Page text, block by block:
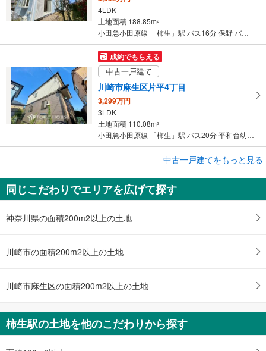
4LDK
土地面積 188.85m2
小田急小田原線 「柿生」駅 バス16分 保野 バス停下車 徒歩9分
成約でもらえる
中古一戸建て
川崎市麻生区片平4丁目
3,299万円
3LDK
土地面積 110.08m2
小田急小田原線 「柿生」駅 バス20分 平和台幼稚園前 バス停下車 徒歩6分
川崎市麻生区王禅寺東3丁目
4,580万円
4LDK
土地面積 302.25m
中古一戸建てをもっと見る
同じこだわりでエリアを広げて探す
神奈川県の面積200m2以上の土地
川崎市の面積200m2以上の土地
川崎市麻生区の面積200m2以上の土地
柿生駅の土地を他のこだわりから探す